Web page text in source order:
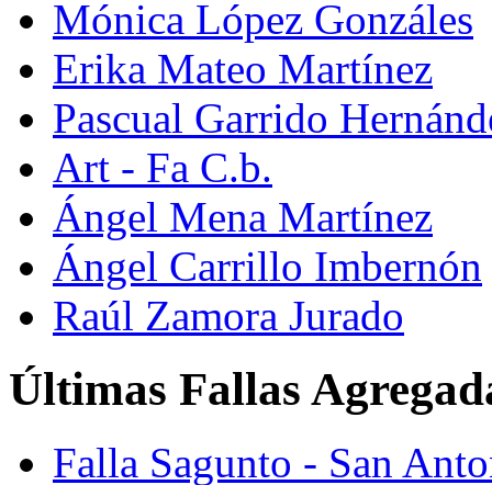
Mónica López Gonzáles
Erika Mateo Martínez
Pascual Garrido
Art - Fa C.b.
Ángel Mena Martínez
Ángel Carrillo Imbernón
Raúl Zamora Jurado
Últimas Fallas
Falla Sagunto - San